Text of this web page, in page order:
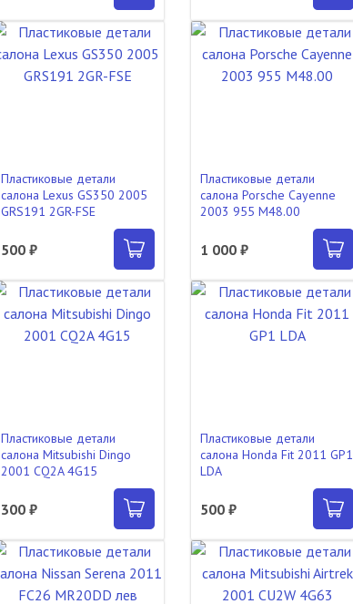
Пластиковые детали
салона Lexus GS350 2005
GRS191 2GR-FSE
500 ₽
Пластиковые детали
салона Porsche Cayenne
2003 955 M48.00
1 000 ₽
Пластиковые детали
салона Mitsubishi Dingo
2001 CQ2A 4G15
300 ₽
Пластиковые детали
салона Honda Fit 2011 GP1
LDA
500 ₽